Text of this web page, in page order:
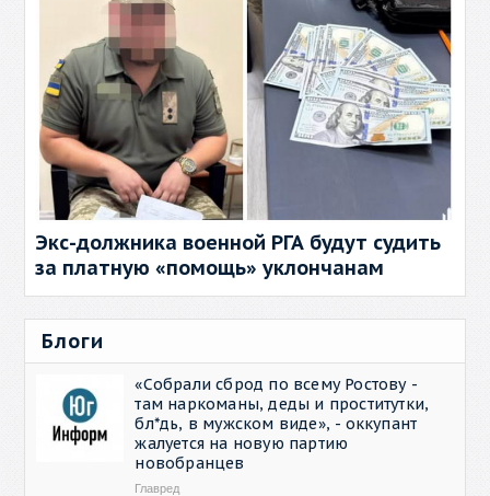
Экс-должника военной РГА будут судить
за платную «помощь» уклончанам
Блоги
«Собрали сброд по всему Ростову -
там наркоманы, деды и проститутки,
бл*дь, в мужском виде», - оккупант
жалуется на новую партию
новобранцев
Главред